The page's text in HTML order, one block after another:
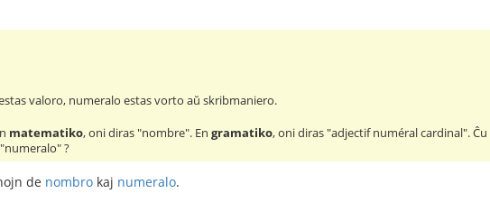
valoro, numeralo estas vorto aŭ skribmaniero.
matematiko, oni diras "nombre". Engramatiko, oni diras "adjectif numéral cardinal".
?
de nombro kaj numeralo.